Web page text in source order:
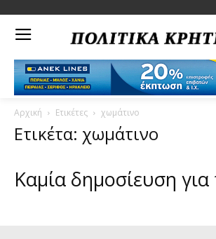
Αρχική Ετικέτες χωμάτινο
Ετικέτα: χωμάτινο
Καμία δημοσίευση